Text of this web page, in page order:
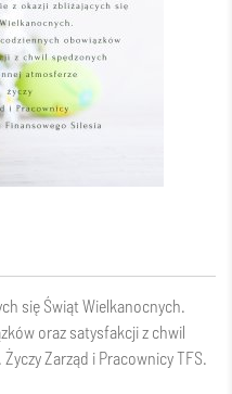
się Świąt Wielkanocnych.
oraz satysfakcji z chwil
Zarząd i Pracownicy TFS.